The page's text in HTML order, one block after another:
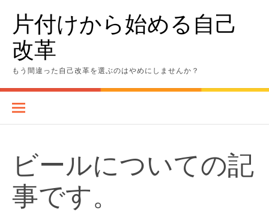
content片付けから始める自己
改革
もう間違った自己改革を選ぶのはやめにしませんか？
ビールについての記
事です。